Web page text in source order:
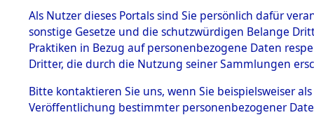
1.2.9.1
Effekten aus
dem KZ
Dachau
e
1.2.9.2
Land
Deutschland
144826
Als Nutzer dieses Portals sind Sie persönlich dafür
sonstige Gesetze und die schutzwürdigen Belange
Praktiken in Bezug auf personenbezogene Daten
Dritter, die durch die Nutzung seiner Sammlungen
Bitte kontaktieren Sie uns, wenn Sie beispielsweiser
Veröffentlichung bestimmter personenbezogener